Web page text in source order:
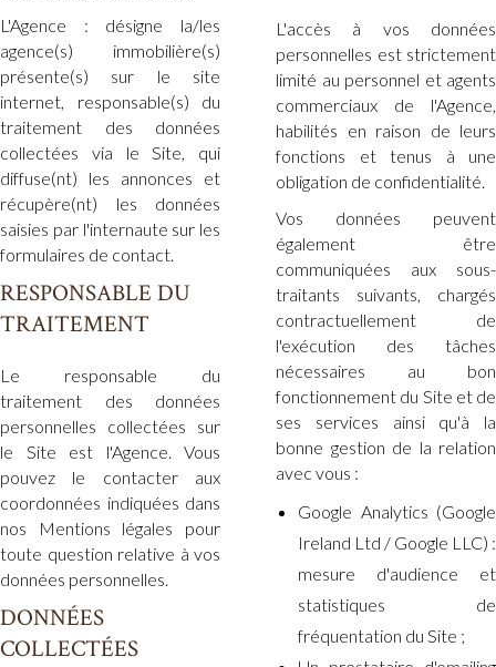
L'Agence : désigne la/les
agence(s) immobilière(s)
présente(s) sur le site
internet, responsable(s) du
traitement des données
collectées via le Site, qui
diffuse(nt) les annonces et
récupère(nt) les données
saisies par l'internaute sur les
formulaires de contact.
RESPONSABLE DU
TRAITEMENT
Le responsable du
traitement des données
personnelles collectées sur
le Site est l'Agence. Vous
pouvez le contacter aux
coordonnées indiquées dans
nos Mentions légales pour
toute question relative à vos
données personnelles.
DONNÉES
COLLECTÉES
L'accès à vos données
personnelles est strictement
limité au personnel et agents
commerciaux de l'Agence,
habilités en raison de leurs
fonctions et tenus à une
obligation de confidentialité.
Vos données peuvent
également être
communiquées aux sous-
traitants suivants, chargés
contractuellement de
l'exécution des tâches
nécessaires au bon
fonctionnement du Site et de
ses services ainsi qu'à la
bonne gestion de la relation
avec vous :
Google Analytics (Google
Ireland Ltd / Google LLC) :
mesure d'audience et
statistiques de
fréquentation du Site ;